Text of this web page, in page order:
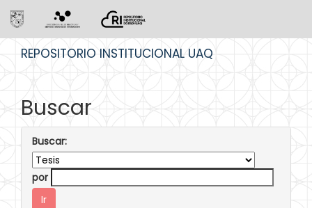
REPOSITORIO INSTITUCIONAL UAQ
Buscar
Buscar:
por